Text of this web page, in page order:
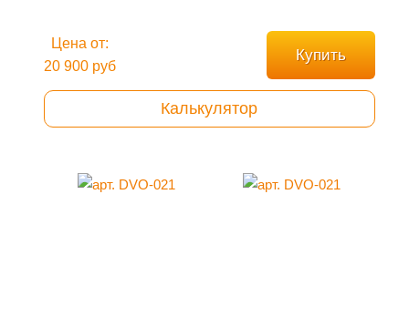
Цена от:
20 900 руб
Купить
Калькулятор